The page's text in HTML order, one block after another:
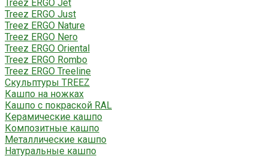
Treez ERGO Jet
Treez ERGO Just
Treez ERGO Nature
Treez ERGO Nero
Treez ERGO Oriental
Treez ERGO Rombo
Treez ERGO Treeline
Скульптуры TREEZ
Кашпо на ножках
Кашпо с покраской RAL
Керамические кашпо
Композитные кашпо
Металлические кашпо
Натуральные кашпо